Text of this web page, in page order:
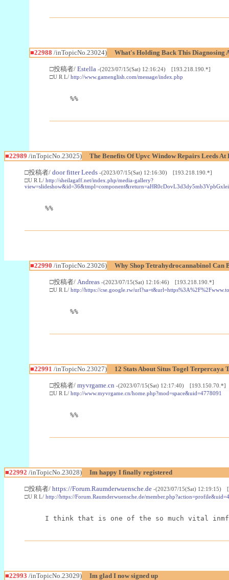
■22988 /inTopicNo.23024) What's Holding Back This Diagnosing
□投稿者/ Estella -(2023/07/15(Sat) 12:16:24) [193.218.190.*]
□U R L/ http://www.gamenglish.com/message/index.php
%%
■22989 /inTopicNo.23025) The Benefits Of Upvc Window Repairs Leeds
□投稿者/ door fitter Leeds -(2023/07/15(Sat) 12:16:30) [193.218.190.*]
□U R L/ http://sheilagaff.net/index.php/media-gallery?
%%
■22990 /inTopicNo.23026) Why Shop Tetrahydrocannabinol Can
□投稿者/ Andreas -(2023/07/15(Sat) 12:16:46) [193.218.190.*]
□U R L/ http://https://cse.google.rw/
%%
■22991 /inTopicNo.23027) 12 Stats About Situs Togel Terpercaya
□投稿者/ myvrgame.cn -(2023/07/15(Sat) 12:17:40) [193.150.70.*]
□U R L/ http://www.myvrgame.cn/home.php?mod=space&uid=4778091
%%
■22992 /inTopicNo.23028) Im happy I finally registered
□投稿者/ https://Forum.Raumderwuensche.de -(2023/07/15(Sat) 12:19:15)
□U R L/ http://https://Forum.Raumderwuensche.de/
I think that is one of the so much vital
■22993 /inTopicNo.23029) Im glad I now signed up